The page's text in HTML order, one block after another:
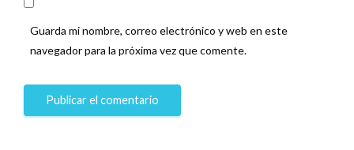
Guarda mi nombre, correo electrónico y web en este
navegador para la próxima vez que comente.